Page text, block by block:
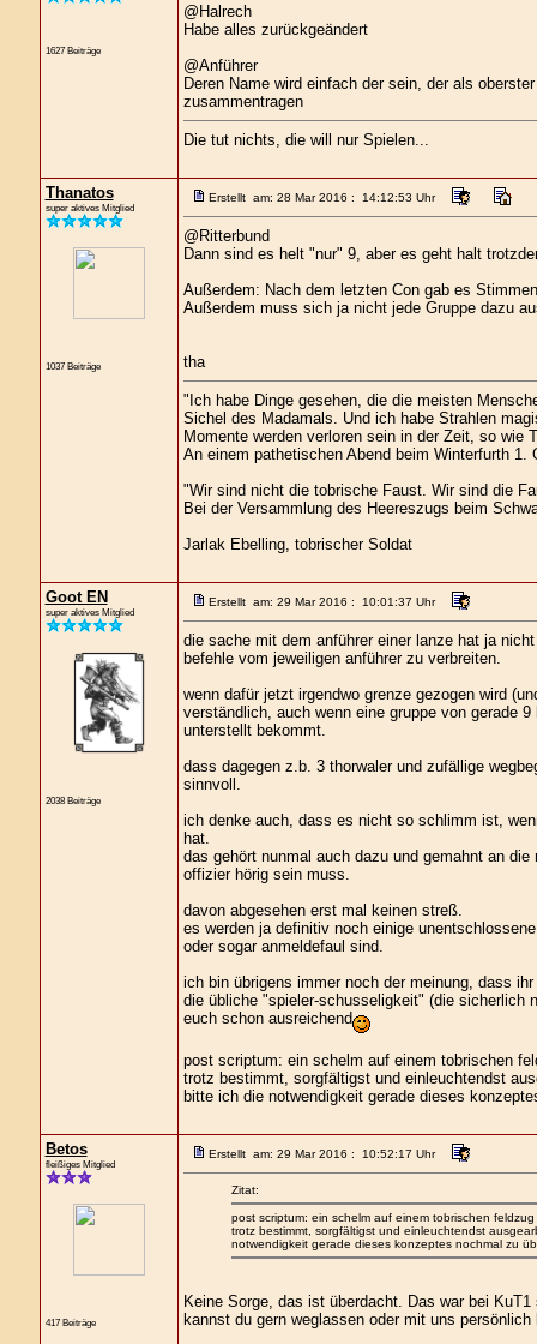
1627 Beiträge
@Halrech
Habe alles zurückgeändert
@Anführer
Deren Name wird einfach der sein, der als
zusammentragen
Die tut nichts, die will nur Spielen...
Thanatos
super aktives Mitglied
1037 Beiträge
Erstellt am: 28 Mar 2016 : 14:12:53 Uhr
@Ritterbund
Dann sind es helt "nur" 9, aber es geht halt
Außerdem: Nach dem letzten Con gab es
Außerdem muss sich ja nicht jede Gruppe dazu
tha
"Ich habe Dinge gesehen, die die meisten
Sichel des Madamals. Und ich habe Strahlen
Momente werden verloren sein in der Zeit, so wie
An einem pathetischen Abend beim Winterfurth
"Wir sind nicht die tobrische Faust. Wir sind die
Bei der Versammlung des Heereszugs beim
Jarlak Ebelling, tobrischer Soldat
Goot EN
super aktives Mitglied
2038 Beiträge
Erstellt am: 29 Mar 2016 : 10:01:37 Uhr
die sache mit dem anführer einer lanze hat ja
befehle vom jeweiligen anführer zu verbreiten.
wenn dafür jetzt irgendwo grenze gezogen wird
verständlich, auch wenn eine gruppe von gerade
unterstellt bekommt.
dass dagegen z.b. 3 thorwaler und zufällige
sinnvoll.
ich denke auch, dass es nicht so schlimm ist,
hat.
das gehört nunmal auch dazu und gemahnt an
offizier hörig sein muss.
davon abgesehen erst mal keinen streß.
es werden ja definitiv noch einige
oder sogar anmeldefaul sind.
ich bin übrigens immer noch der meinung, dass
die übliche "spieler-schusseligkeit" (die sicherlich
euch schon ausreichend
post scriptum: ein schelm auf einem tobrischen
trotz bestimmt, sorgfältigst und einleuchtendst
bitte ich die notwendigkeit gerade dieses
Betos
fleißiges Mitglied
417 Beiträge
Erstellt am: 29 Mar 2016 : 10:52:17 Uhr
Zitat:
post scriptum: ein schelm auf einem tobrischen
trotz bestimmt, sorgfältigst und einleuchtendst
notwendigkeit gerade dieses konzeptes nochmal zu
Keine Sorge, das ist überdacht. Das war bei
kannst du gern weglassen oder mit uns